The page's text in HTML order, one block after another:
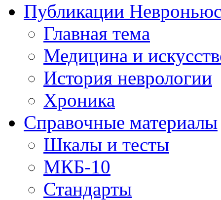
Публикации
Главная тема
Медицина и
История неврологии
Хроника
Справочные материалы
Шкалы и тесты
МКБ-10
Стандарты